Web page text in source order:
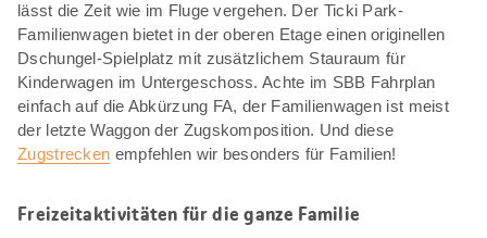
lässt die Zeit wie im Fluge vergehen. Der Ticki Park-
Familienwagen bietet in der oberen Etage einen originellen
Dschungel-Spielplatz mit zusätzlichem Stauraum für
Kinderwagen im Untergeschoss. Achte im SBB Fahrplan
einfach auf die Abkürzung FA, der Familienwagen ist meist
der letzte Waggon der Zugskomposition. Und diese
Zugstrecken empfehlen wir besonders für Familien!
Freizeitaktivitäten für die ganze Familie